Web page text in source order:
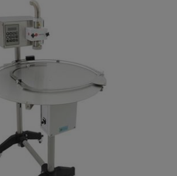
~140λτ/ώρα (200kg/ώρα)
έως 360 βάζα των 370ml/ώρα Ισχύς:
230W Βάρος: 20κιλά
τραπέζι: Διάμετρος Ø45εκ Ταχύτητα